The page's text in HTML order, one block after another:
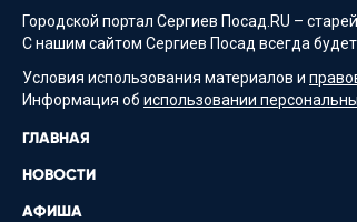
Городской портал Сергиев Посад.RU –
С нашим сайтом Сергиев Посад всегда
Условия использования материалов и
Информация об использовании
ГЛАВНАЯ
НОВОСТИ
АФИША